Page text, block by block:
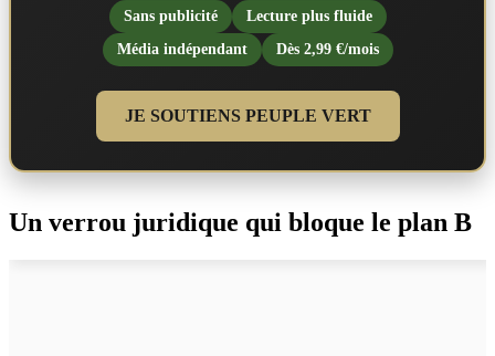
Sans publicité
Lecture plus fluide
Média indépendant
Dès 2,99 €/mois
JE SOUTIENS PEUPLE VERT
Un verrou juridique qui bloque le plan B